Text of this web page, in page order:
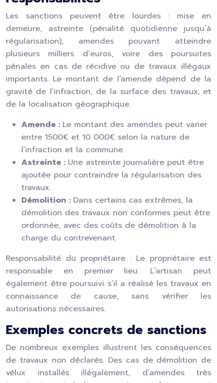
Les sanctions peuvent être lourdes : mise en
demeure, astreinte (pénalité quotidienne jusqu’à
régularisation), amendes pouvant atteindre
plusieurs milliers d’euros, voire des poursuites
pénales en cas de récidive ou de travaux illégaux
importants. Le montant de l’amende dépend de la
gravité de l’infraction, de la surface des travaux, et
de la localisation géographique.
Amende : Le montant des amendes peut varier
entre 1500€ et 10 000€ selon la nature de
l’infraction et la commune.
Astreinte : Une astreinte journalière peut être
ajoutée pour contraindre la régularisation des
travaux.
Démolition : Dans certains cas extrêmes, la
démolition des travaux non conformes peut être
ordonnée, avec des coûts de démolition à la
charge du contrevenant.
Responsabilité du propriétaire : Le propriétaire est
responsable en premier lieu. L’artisan peut
également être poursuivi s’il a réalisé les travaux en
connaissance de cause, sans vérifier les
autorisations nécessaires.
Exemples concrets de sanctions
De nombreux exemples illustrent les conséquences
de travaux non déclarés. Des cas de démolition de
vélux installés illégalement, d’amendes très